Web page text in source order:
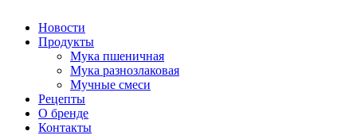
Новости
Продукты
Мука пшеничная
Мука разнозлаковая
Мучные смеси
Рецепты
О бренде
Контакты